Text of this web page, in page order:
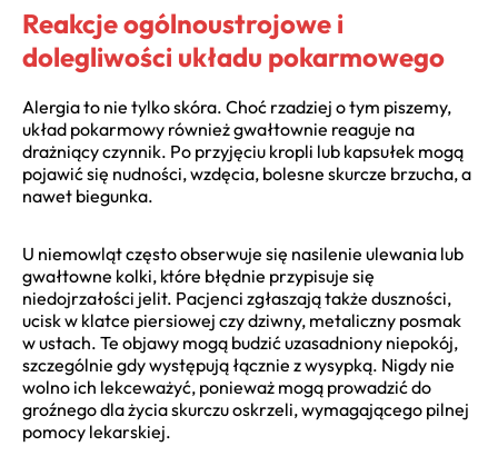
Reakcje ogólnoustrojowe i
dolegliwości układu pokarmowego
Alergia to nie tylko skóra. Choć rzadziej o tym piszemy,
układ pokarmowy również gwałtownie reaguje na
drażniący czynnik. Po przyjęciu kropli lub kapsułek mogą
pojawić się nudności, wzdęcia, bolesne skurcze brzucha, a
nawet biegunka.
U niemowląt często obserwuje się nasilenie ulewania lub
gwałtowne kolki, które błędnie przypisuje się
niedojrzałości jelit. Pacjenci zgłaszają także duszności,
ucisk w klatce piersiowej czy dziwny, metaliczny posmak
w ustach. Te objawy mogą budzić uzasadniony niepokój,
szczególnie gdy występują łącznie z wysypką. Nigdy nie
wolno ich lekceważyć, ponieważ mogą prowadzić do
groźnego dla życia skurczu oskrzeli, wymagającego pilnej
pomocy lekarskiej.